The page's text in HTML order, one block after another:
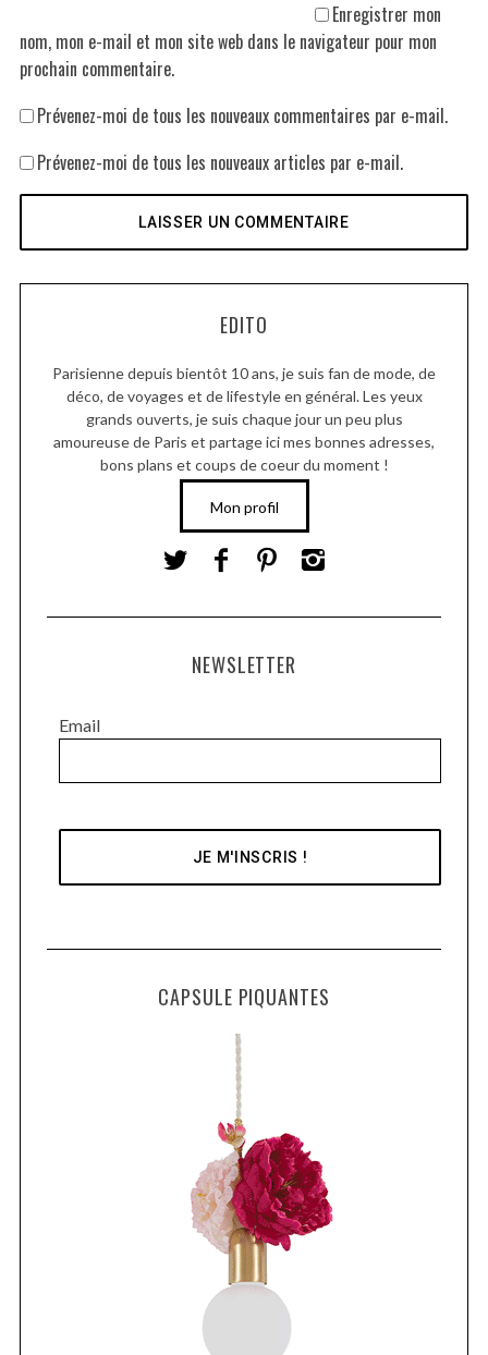
Enregistrer mon
nom, mon e-mail et mon site web dans le navigateur pour mon
prochain commentaire.
Prévenez-moi de tous les nouveaux commentaires par e-mail.
Prévenez-moi de tous les nouveaux articles par e-mail.
EDITO
Parisienne depuis bientôt 10 ans, je suis fan de mode, de
déco, de voyages et de lifestyle en général. Les yeux
grands ouverts, je suis chaque jour un peu plus
amoureuse de Paris et partage ici mes bonnes adresses,
bons plans et coups de coeur du moment !
Mon profil
NEWSLETTER
Email
CAPSULE PIQUANTES